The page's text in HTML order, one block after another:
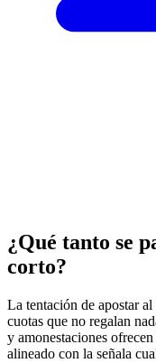
¿Qué tanto se
corto?
La tentación de apostar
cuotas que no regalan
y amonestaciones
alineado con la señala